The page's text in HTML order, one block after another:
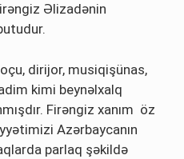
Əlizadənin
dirijor, musiqişünas,
kimi beynəlxalq
Firəngiz xanım öz
Azərbaycanın
parlaq şəkildə